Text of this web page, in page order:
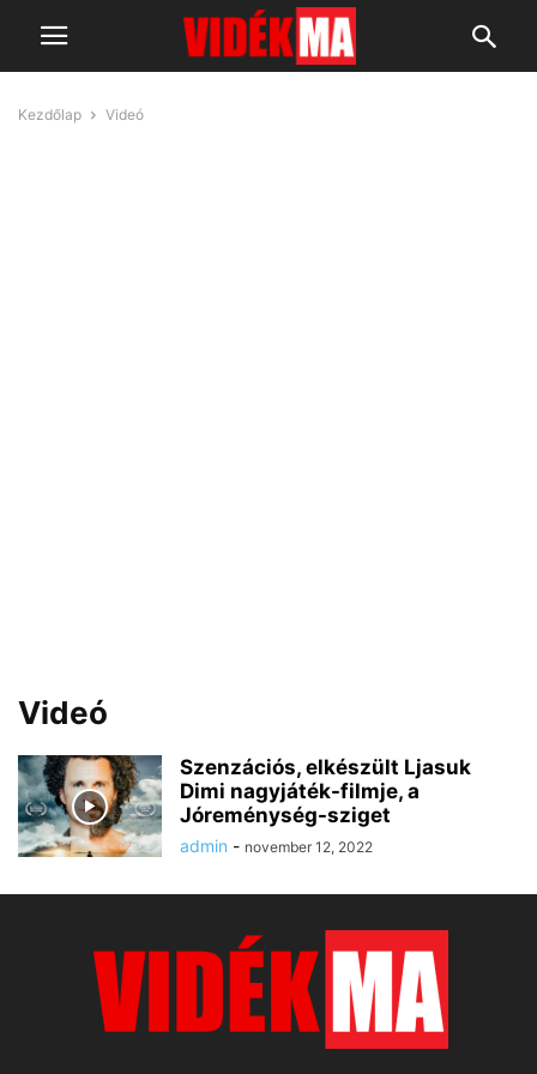
Kezdőlap Videó
Videó
Szenzációs, elkészült Ljasuk
Dimi nagyjáték-filmje, a
Jóreménység-sziget
admin - november 12, 2022